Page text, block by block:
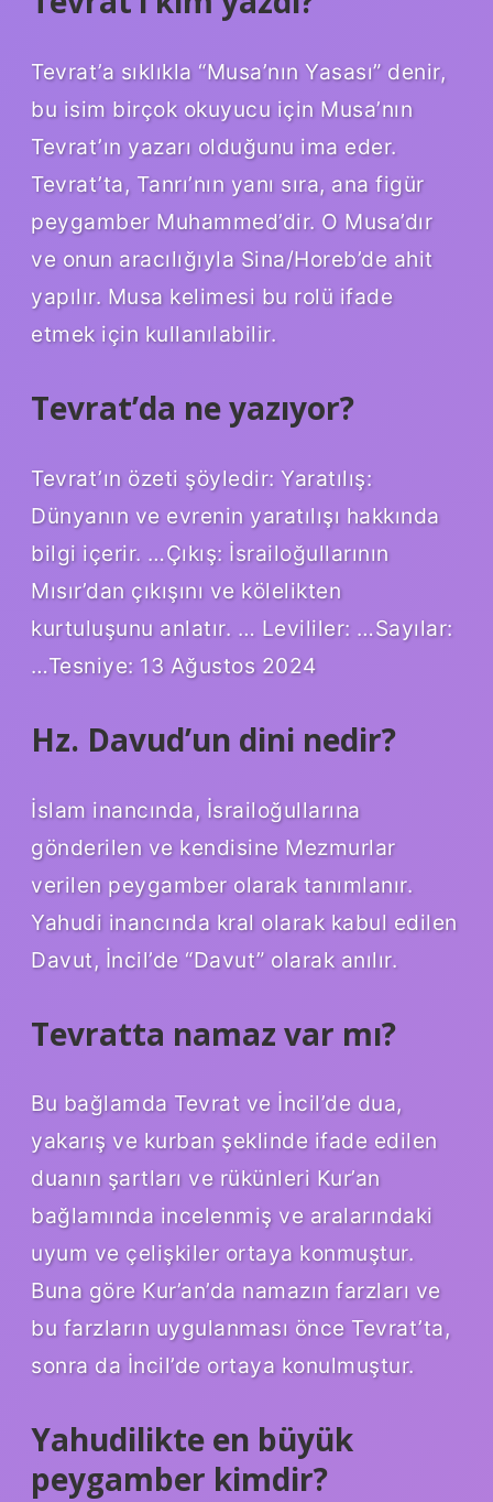
Tevrat’a sıklıkla “Musa’nın Yasası” denir,
bu isim birçok okuyucu için Musa’nın
Tevrat’ın yazarı olduğunu ima eder.
Tevrat’ta, Tanrı’nın yanı sıra, ana figür
peygamber Muhammed’dir. O Musa’dır
ve onun aracılığıyla Sina/Horeb’de ahit
yapılır. Musa kelimesi bu rolü ifade
etmek için kullanılabilir.
Tevrat’da ne yazıyor?
Tevrat’ın özeti şöyledir: Yaratılış:
Dünyanın ve evrenin yaratılışı hakkında
bilgi içerir. …Çıkış: İsrailoğullarının
Mısır’dan çıkışını ve kölelikten
kurtuluşunu anlatır. … Levililer: …Sayılar:
…Tesniye: 13 Ağustos 2024
Hz. Davud’un dini nedir?
İslam inancında, İsrailoğullarına
gönderilen ve kendisine Mezmurlar
verilen peygamber olarak tanımlanır.
Yahudi inancında kral olarak kabul edilen
Davut, İncil’de “Davut” olarak anılır.
Tevratta namaz var mı?
Bu bağlamda Tevrat ve İncil’de dua,
yakarış ve kurban şeklinde ifade edilen
duanın şartları ve rükünleri Kur’an
bağlamında incelenmiş ve aralarındaki
uyum ve çelişkiler ortaya konmuştur.
Buna göre Kur’an’da namazın farzları ve
bu farzların uygulanması önce Tevrat’ta,
sonra da İncil’de ortaya konulmuştur.
Yahudilikte en büyük
peygamber kimdir?